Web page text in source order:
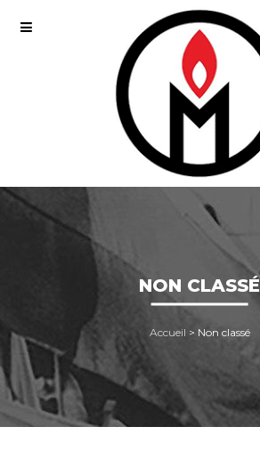
NON CLASSÉ
Accueil > Non classé